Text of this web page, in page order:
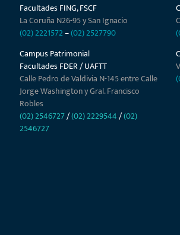
Facultades FING, FSCF
La Coruña N26-95 y San Ignacio
(02) 2221572–(02) 2527790
Campus Patrimonial
Facultades FDER / UAFTT
Calle Pedro de Valdivia N-145 entre Calle
Jorge Washington y Gral. Francisco
Robles
(02) 2546727/(02) 2229544/(02)
2546727